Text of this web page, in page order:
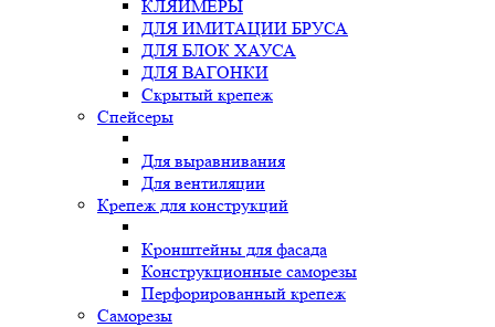
КЛЯЙМЕРЫ
ДЛЯ ИМИТАЦИИ БРУСА
ДЛЯ БЛОК ХАУСА
ДЛЯ ВАГОНКИ
Скрытый крепеж
Спейсеры
Для выравнивания
Для вентиляции
Крепеж для конструкций
Кронштейны для фасада
Конструкционные саморезы
Перфорированный крепеж
Саморезы